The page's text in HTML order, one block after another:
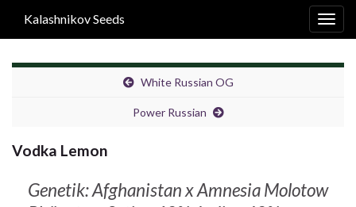
Kalashnikov Seeds
White Russian OG
Power Russian
Vodka Lemon
Genetik: Afghanistan x Amnesia Molotow